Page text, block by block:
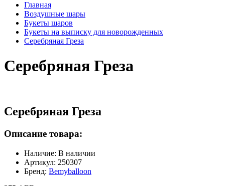
Главная
Воздушные шары
Букеты шаров
Букеты на выписку для новорожденных
Серебряная Греза
Серебряная Греза
Серебряная Греза
Описание товара:
Наличие: В наличии
Артикул: 250307
Бренд: Bemyballoon